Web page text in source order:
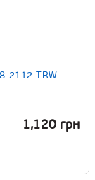
2112 TRW
1,120 грн